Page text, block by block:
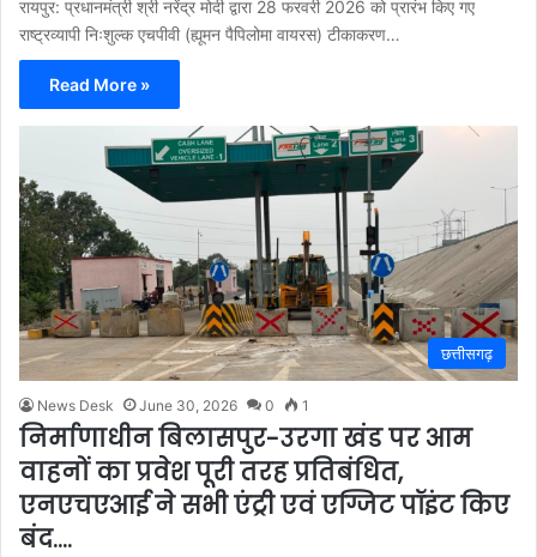
रायपुर: प्रधानमंत्री श्री नरेंद्र मोदी द्वारा 28 फरवरी 2026 को प्रारंभ किए गए
राष्ट्रव्यापी निःशुल्क एचपीवी (ह्यूमन पैपिलोमा वायरस) टीकाकरण…
Read More »
छत्तीसगढ़
News Desk June 30, 2026 0 1
निर्माणाधीन बिलासपुर-उरगा खंड पर आम
वाहनों का प्रवेश पूरी तरह प्रतिबंधित,
एनएचएआई ने सभी एंट्री एवं एग्जिट पॉइंट किए
बंद….